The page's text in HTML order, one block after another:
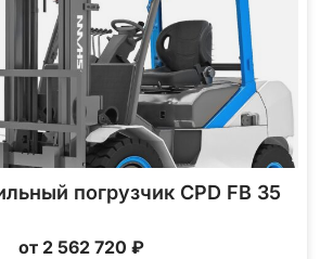
погрузчик CPD FB 35
от 2 562 720 ₽